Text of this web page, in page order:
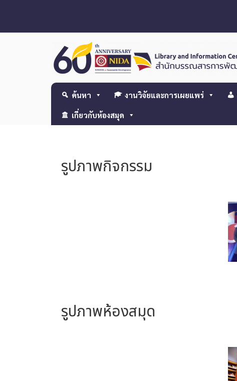
ค้นหา งานวิจัยและการเผยแพร่
เกี่ยวกับห้องสมุด
รูปภาพกิจกรรม
รูปภาพห้องสมุด